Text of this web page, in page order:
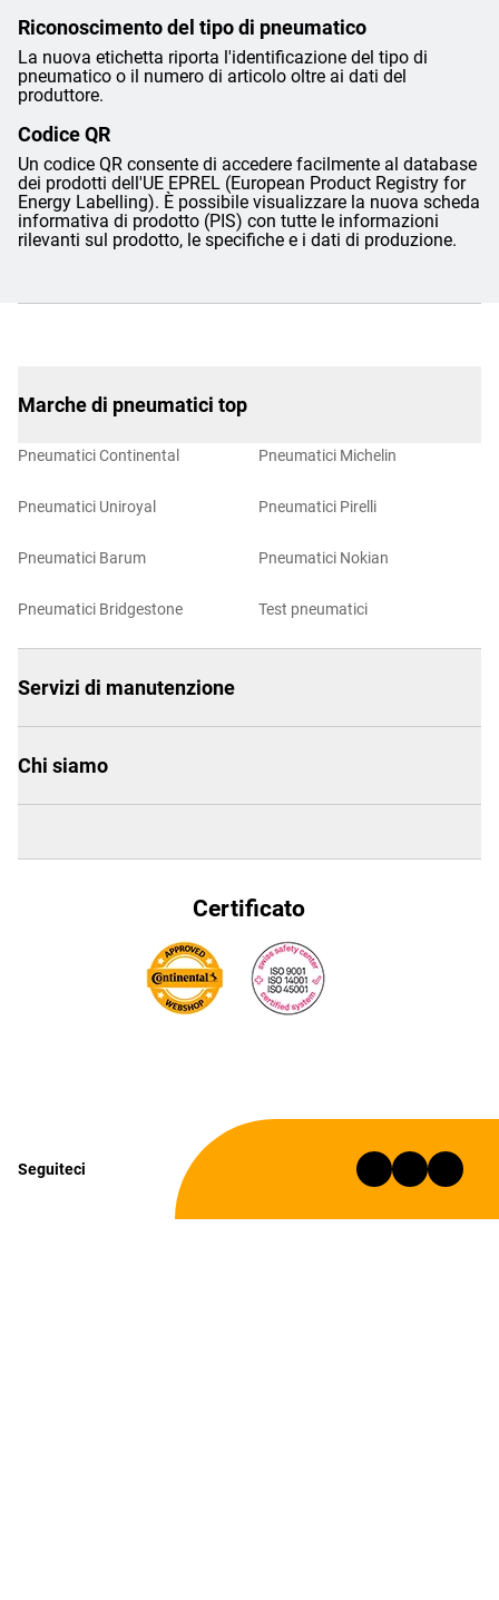
Riconoscimento del tipo di pneumatico
La nuova etichetta riporta l'identificazione del tipo di
pneumatico o il numero di articolo oltre ai dati del
produttore.
Codice QR
Un codice QR consente di accedere facilmente al database
dei prodotti dell'UE EPREL (European Product Registry for
Energy Labelling). È possibile visualizzare la nuova scheda
informativa di prodotto (PIS) con tutte le informazioni
rilevanti sul prodotto, le specifiche e i dati di produzione.
Marche di pneumatici top
Pneumatici Continental
Pneumatici Uniroyal
Pneumatici Barum
Pneumatici Bridgestone
Pneumatici Michelin
Pneumatici Pirelli
Pneumatici Nokian
Test pneumatici
Servizi di manutenzione
Chi siamo
Certificato
Seguiteci